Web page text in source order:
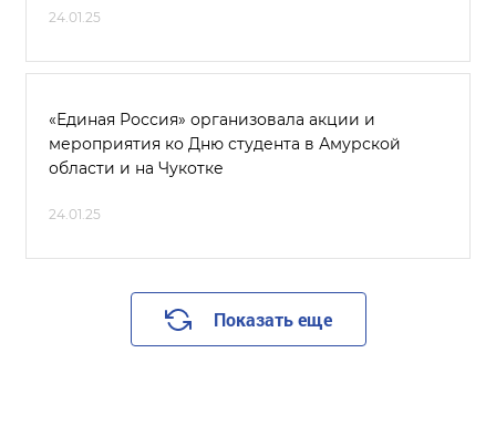
24.01.25
«Единая Россия» организовала акции и
мероприятия ко Дню студента в Амурской
области и на Чукотке
24.01.25
Показать еще